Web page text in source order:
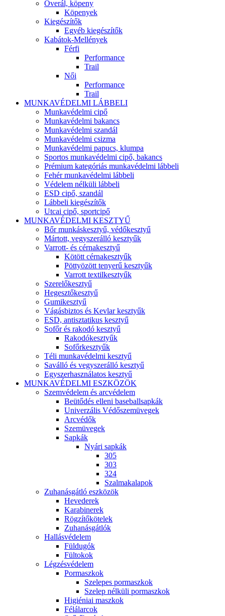
Overál, köpeny
Köpenyek
Kiegészítők
Egyéb kiegészítők
Kabátok-Mellények
Férfi
Performance
Trail
Női
Performance
Trail
MUNKAVÉDELMI LÁBBELI
Munkavédelmi cipő
Munkavédelmi bakancs
Munkavédelmi szandál
Munkavédelmi csizma
Munkavédelmi papucs, klumpa
Sportos munkavédelmi cipő, bakancs
Prémium kategóriás munkavédelmi lábbeli
Fehér munkavédelmi lábbeli
Védelem nélküli lábbeli
ESD cipő, szandál
Lábbeli kiegészítők
Utcai cipő, sportcipő
MUNKAVÉDELMI KESZTYŰ
Bőr munkáskesztyű, védőkesztyű
Mártott, vegyszerálló kesztyűk
Varrott- és cérnakesztyű
Kötött cérnakesztyűk
Pöttyözött tenyerű kesztyűk
Varrott textilkesztyűk
Szerelőkesztyű
Hegesztőkesztyű
Gumikesztyű
Vágásbiztos és Kevlar kesztyűk
ESD, antisztatikus kesztyű
Sofőr és rakodó kesztyű
Rakodókesztyűk
Sofőrkesztyűk
Téli munkavédelmi kesztyű
Saválló és vegyszerálló kesztyű
Egyszerhasználatos kesztyű
MUNKAVÉDELMI ESZKÖZÖK
Szemvédelem és arcvédelem
Beütődés elleni baseballsapkák
Univerzális Védőszemüvegek
Arcvédők
Szemüvegek
Sapkák
Nyári sapkák
305
303
324
Szalmakalapok
Zuhanásgátló eszközök
Hevederek
Karabinerek
Rögzítőkötelek
Zuhanásgátlók
Hallásvédelem
Füldugók
Fültokok
Légzésvédelem
Pormaszkok
Szelepes pormaszkok
Szelep nélküli pormaszkok
Higiéniai maszkok
Félálarcok